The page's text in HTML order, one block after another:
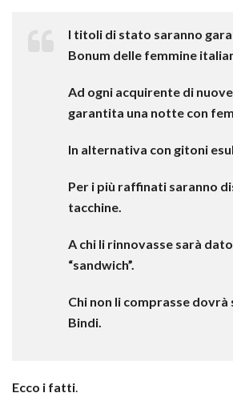
I titoli di stato saranno
Bonum delle femmine
Ad ogni acquirente di
garantita una notte con
In alternativa con gitoni
Per i più raffinati saranno
tacchine.
A chi li rinnovasse sarà
“sandwich”.
Chi non li comprasse
Bindi.
Ecco i fatti.